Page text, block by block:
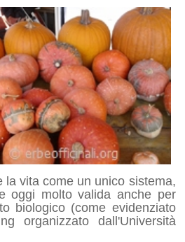
la vita come un unico sistema,
oggi molto valida anche per
biologico (come evidenziato
organizzato dall'Università